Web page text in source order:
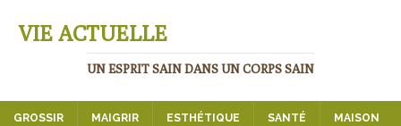
VIE ACTUELLE
UN ESPRIT SAIN DANS UN CORPS SAIN
GROSSIR MAIGRIR ESTHÉTIQUE SANTÉ MAISON